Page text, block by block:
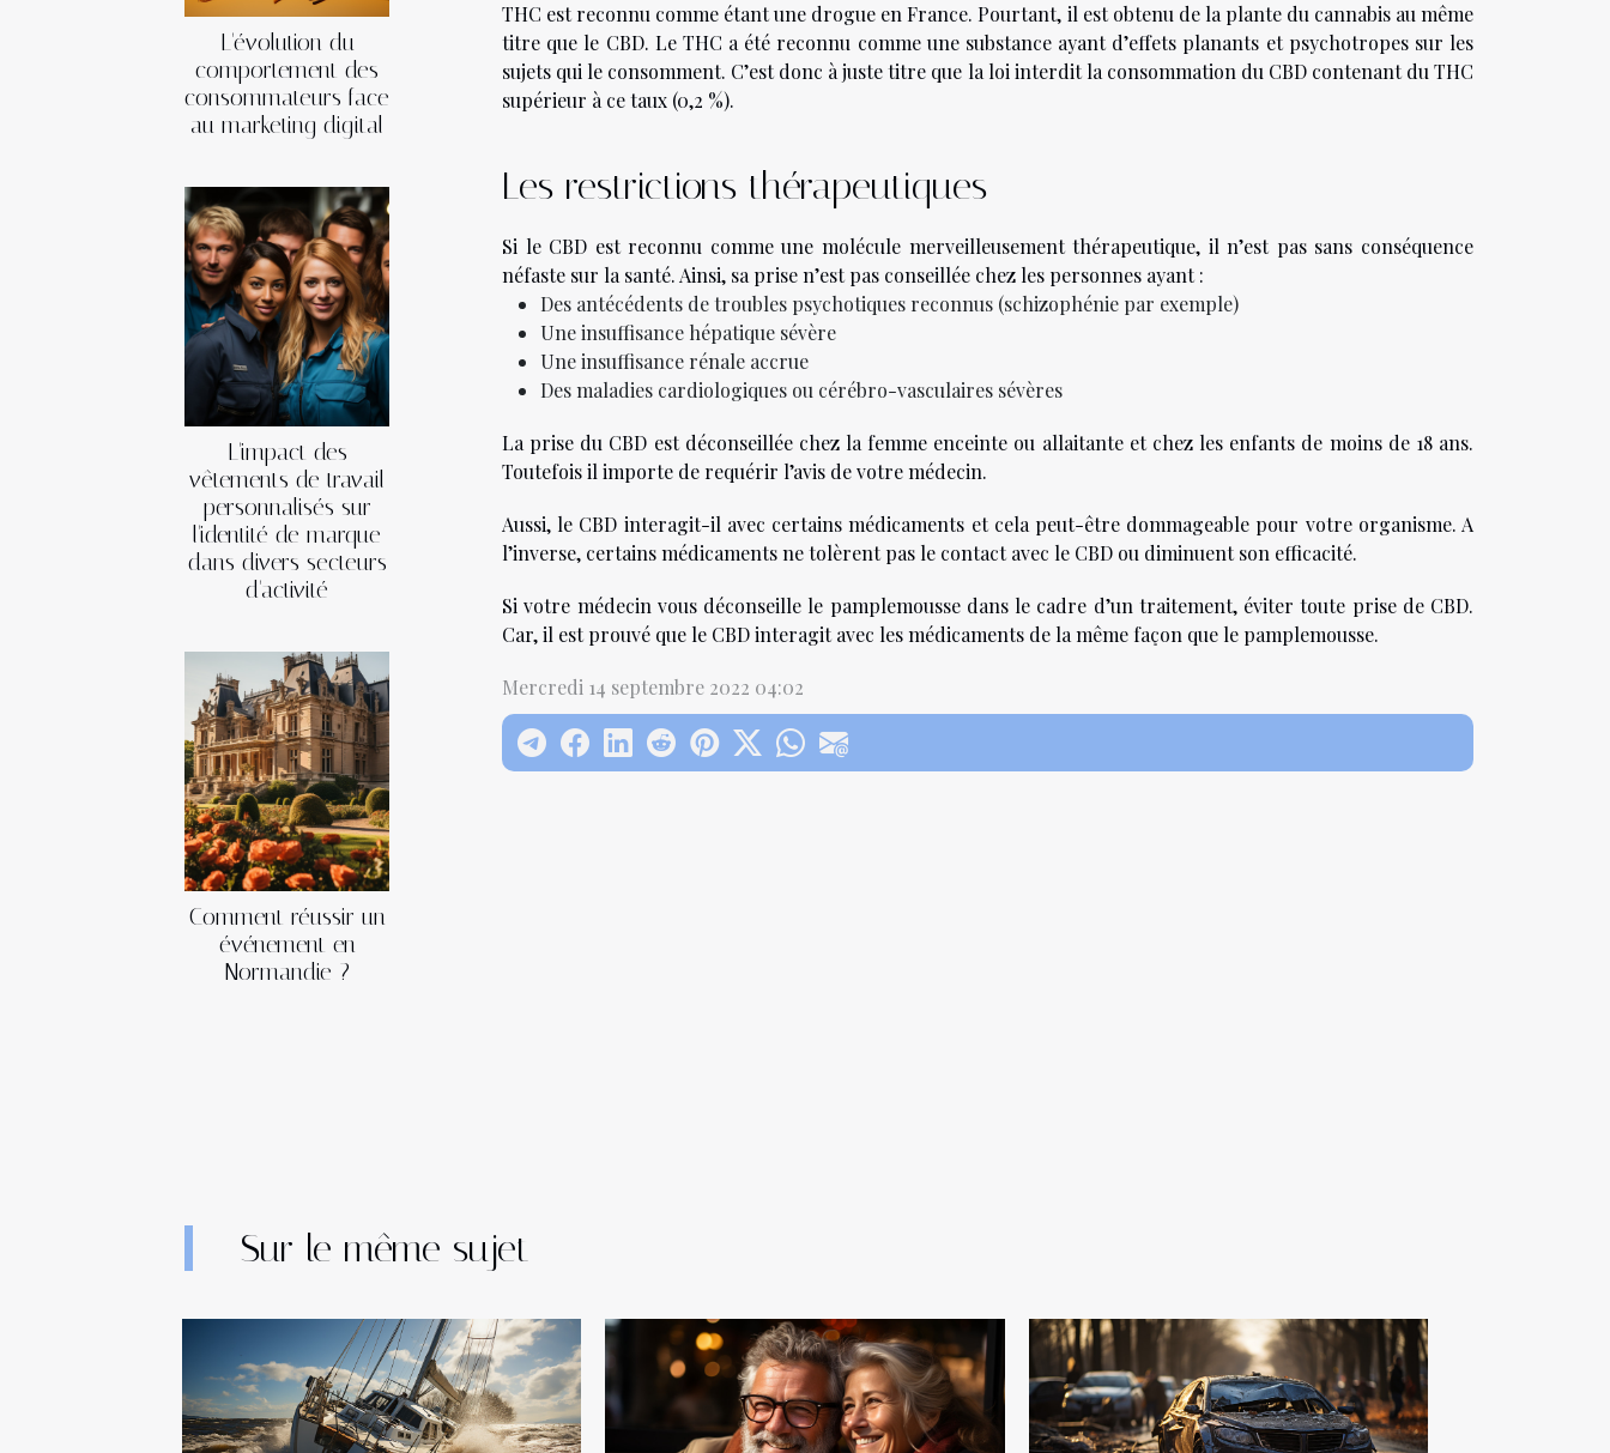
L'évolution du
comportement des
consommateurs face
au marketing digital
L'impact des
vêtements de travail
personnalisés sur
l'identité de marque
dans divers secteurs
d'activité
Comment réussir un
événement en
Normandie ?
THC est reconnu comme étant une drogue en France. Pourtant, il est obtenu de la plante du cannabis au même
titre que le CBD. Le THC a été reconnu comme une substance ayant d’effets planants et psychotropes sur les
sujets qui le consomment. C’est donc à juste titre que la loi interdit la consommation du CBD contenant du THC
supérieur à ce taux (0,2 %).
Les restrictions thérapeutiques
Si le CBD est reconnu comme une molécule merveilleusement thérapeutique, il n’est pas sans conséquence
néfaste sur la santé. Ainsi, sa prise n’est pas conseillée chez les personnes ayant :
Des antécédents de troubles psychotiques reconnus (schizophénie par exemple)
Une insuffisance hépatique sévère
Une insuffisance rénale accrue
Des maladies cardiologiques ou cérébro-vasculaires sévères
La prise du CBD est déconseillée chez la femme enceinte ou allaitante et chez les enfants de moins de 18 ans.
Toutefois il importe de requérir l’avis de votre médecin.
Aussi, le CBD interagit-il avec certains médicaments et cela peut-être dommageable pour votre organisme. A
l’inverse, certains médicaments ne tolèrent pas le contact avec le CBD ou diminuent son efficacité.
Si votre médecin vous déconseille le pamplemousse dans le cadre d’un traitement, éviter toute prise de CBD.
Car, il est prouvé que le CBD interagit avec les médicaments de la même façon que le pamplemousse.
Mercredi 14 septembre 2022 04:02
Sur le même sujet